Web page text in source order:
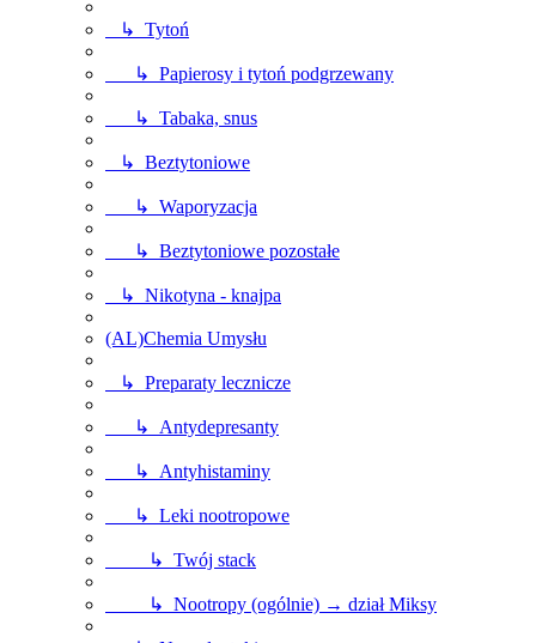
↳ Tytoń
↳ Papierosy i tytoń podgrzewany
↳ Tabaka, snus
↳ Beztytoniowe
↳ Waporyzacja
↳ Beztytoniowe pozostałe
↳ Nikotyna - knajpa
(AL)Chemia Umysłu
↳ Preparaty lecznicze
↳ Antydepresanty
↳ Antyhistaminy
↳ Leki nootropowe
↳ Twój stack
↳ Nootropy (ogólnie) → dział Miksy